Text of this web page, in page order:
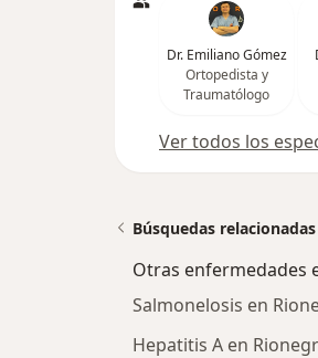
Dr. Emiliano Gómez
Ortopedista y
Traumatólogo
Ver todos los
Búsquedas relacionadas
Otras enfermedades
Salmonelosis en
Hepatitis A en